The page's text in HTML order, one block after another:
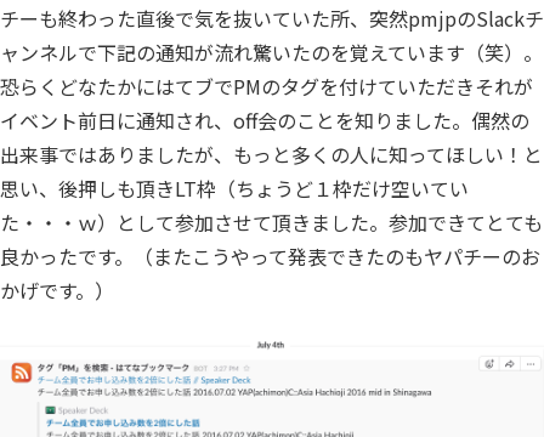
チーも終わった直後で気を抜いていた所、突然pmjpのSlackチ
ャンネルで下記の通知が流れ驚いたのを覚えています（笑）。
恐らくどなたかにはてブでPMのタグを付けていただきそれが
イベント前日に通知され、off会のことを知りました。偶然の
出来事ではありましたが、もっと多くの人に知ってほしい！と
思い、後押しも頂きLT枠（ちょうど１枠だけ空いてい
た・・・ｗ）として参加させて頂きました。参加できてとても
良かったです。（またこうやって発表できたのもヤパチーのお
かげです。）